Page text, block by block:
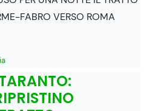
FABRO VERSO ROMA